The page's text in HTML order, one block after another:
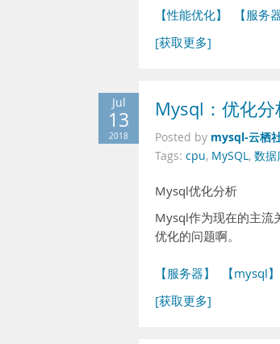
【性能优化】 【服务
[获取更多]
Jul
13
2018
Mysql：优化分
Posted by mysql-云栖
Tags: cpu, MySQL, 数据
Mysql优化分析
Mysql作为现在的主流
优化的问题啊。
【服务器】 【mysql】
[获取更多]